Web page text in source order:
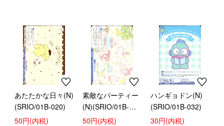
あたたかな日々(N)
(SRIO/01B-020)
50円(内税)
素敵なパーティー
(N)(SRIO/01B-
021)
50円(内税)
ハンギョドン(N)
(SRIO/01B-032)
30円(内税)